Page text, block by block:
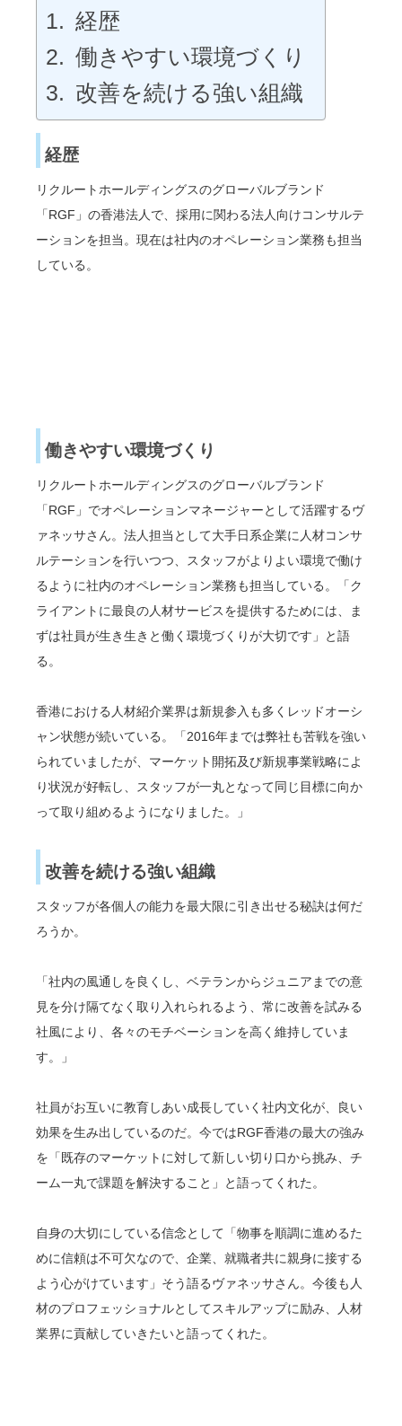
経歴
働きやすい環境づくり
改善を続ける強い組織
経歴
リクルートホールディングスのグローバルブランド
「RGF」の香港法人で、採用に関わる法人向けコンサルテ
ーションを担当。現在は社内のオペレーション業務も担当
している。
働きやすい環境づくり
リクルートホールディングスのグローバルブランド
「RGF」でオペレーションマネージャーとして活躍するヴ
ァネッサさん。法人担当として大手日系企業に人材コンサ
ルテーションを行いつつ、スタッフがよりよい環境で働け
るように社内のオペレーション業務も担当している。「ク
ライアントに最良の人材サービスを提供するためには、ま
ずは社員が生き生きと働く環境づくりが大切です」と語
る。
香港における人材紹介業界は新規参入も多くレッドオーシ
ャン状態が続いている。「2016年までは弊社も苦戦を強い
られていましたが、マーケット開拓及び新規事業戦略によ
り状況が好転し、スタッフが一丸となって同じ目標に向か
って取り組めるようになりました。」
改善を続ける強い組織
スタッフが各個人の能力を最大限に引き出せる秘訣は何だ
ろうか。
「社内の風通しを良くし、ベテランからジュニアまでの意
見を分け隔てなく取り入れられるよう、常に改善を試みる
社風により、各々のモチベーションを高く維持していま
す。」
社員がお互いに教育しあい成長していく社内文化が、良い
効果を生み出しているのだ。今ではRGF香港の最大の強み
を「既存のマーケットに対して新しい切り口から挑み、チ
ーム一丸で課題を解決すること」と語ってくれた。
自身の大切にしている信念として「物事を順調に進めるた
めに信頼は不可欠なので、企業、就職者共に親身に接する
よう心がけています」そう語るヴァネッサさん。今後も人
材のプロフェッショナルとしてスキルアップに励み、人材
業界に貢献していきたいと語ってくれた。